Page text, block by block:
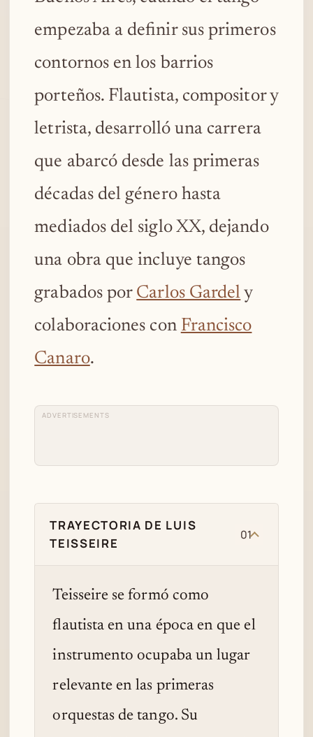
empezaba a definir sus primeros
contornos en los barrios
porteños. Flautista, compositor y
letrista, desarrolló una carrera
que abarcó desde las primeras
décadas del género hasta
mediados del siglo XX, dejando
una obra que incluye tangos
grabados por Carlos Gardely
colaboraciones con Francisco
Canaro.
ADVERTISEMENTS
TRAYECTORIA DE LUIS
TEISSEIRE
01
Teisseire se formó como
flautista en una época en que el
instrumento ocupaba un lugar
relevante en las primeras
orquestas de tango. Su